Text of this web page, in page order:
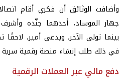
وأضافت الوثائق أن فكري أقام
جهاز الموساد، أحدهما جنّده وأشرف
بينما تولى الآخر، ويدعى أمير، لاحقًا
في ذلك طلب إنشاء منصة رقمية سرية
دفع مالي عبر العملات الرقمية